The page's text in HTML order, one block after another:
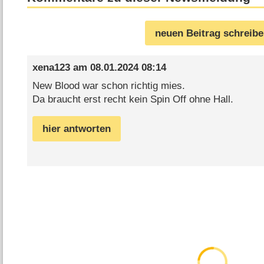
neuen Beitrag
xena123am 08.01.2024 08:14
New Blood war schon richtig mies.
Da braucht erst recht kein Spin Off ohne Hall.
hier antworten